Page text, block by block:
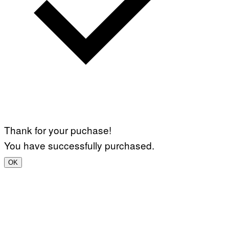
Thank for your puchase!
You have successfully purchased.
OK